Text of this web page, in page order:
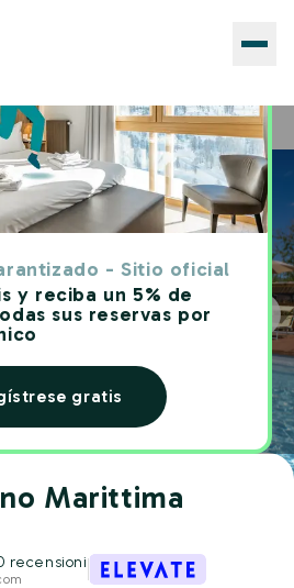
- Sitio oficial
y reciba un 5% de
sus reservas por
gratis
Milano Marittima Pineta
Marittima
recensioni